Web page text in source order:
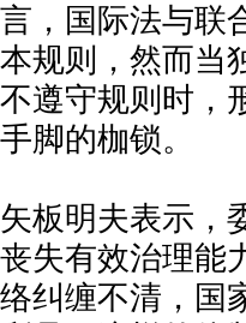
言，国际法与联
本规则，然而当
不遵守规则时，
手脚的枷锁。
矢板明夫表示，
丧失有效治理能
络纠缠不清，国